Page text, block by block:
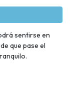
sentirse en
que pase el